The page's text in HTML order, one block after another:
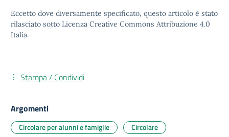
Eccetto dove diversamente specificato, questo articolo è stato
rilasciato sotto Licenza Creative Commons Attribuzione 4.0
Italia.
Stampa / Condividi
Argomenti
Circolare per alunni e famiglie Circolare